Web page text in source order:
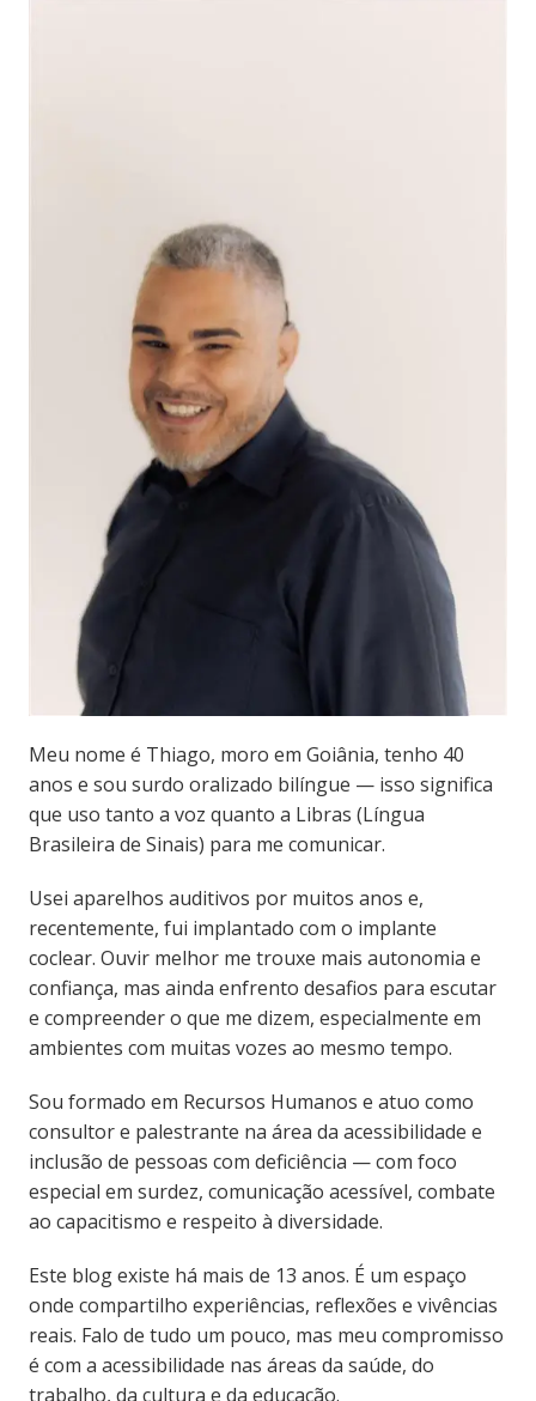
Meu nome é Thiago, moro em Goiânia, tenho 40
anos e sou surdo oralizado bilíngue — isso significa
que uso tanto a voz quanto a Libras (Língua
Brasileira de Sinais) para me comunicar.
Usei aparelhos auditivos por muitos anos e,
recentemente, fui implantado com o implante
coclear. Ouvir melhor me trouxe mais autonomia e
confiança, mas ainda enfrento desafios para escutar
e compreender o que me dizem, especialmente em
ambientes com muitas vozes ao mesmo tempo.
Sou formado em Recursos Humanos e atuo como
consultor e palestrante na área da acessibilidade e
inclusão de pessoas com deficiência — com foco
especial em surdez, comunicação acessível, combate
ao capacitismo e respeito à diversidade.
Este blog existe há mais de 13 anos. É um espaço
onde compartilho experiências, reflexões e vivências
reais. Falo de tudo um pouco, mas meu compromisso
é com a acessibilidade nas áreas da saúde, do
trabalho, da cultura e da educação.